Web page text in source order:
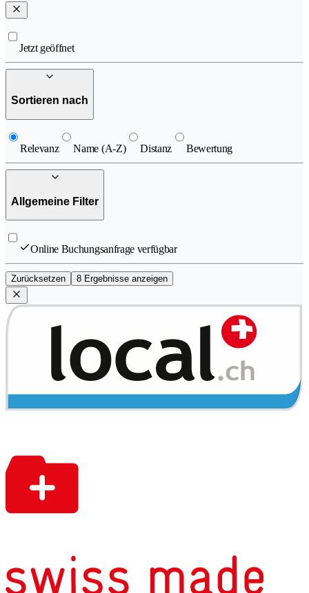
Jetzt geöffnet
Sortieren nach
Relevanz Name (A-Z) Distanz Bewertung
Allgemeine Filter
Online Buchungsanfrage verfügbar
Zurücksetzen 8 Ergebnisse anzeigen